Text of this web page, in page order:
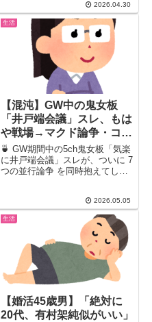
2026.04.30
生活
【混沌】GW中の鬼女板
「井戸端会議」スレ、もは
や戦場→マクド論争・コピ
ペ認定婆・自演BeReal・
夜中シャワー論争で大荒れ
ｗｗｗ
🍵 GW期間中の5ch鬼女板「気楽
に井戸端会議」スレが、ついに 7
つの並行論争 を同時抱えてしま
2026.05.05
生活
【婚活45歳男】「絶対に
20代、有村架純似がいい」